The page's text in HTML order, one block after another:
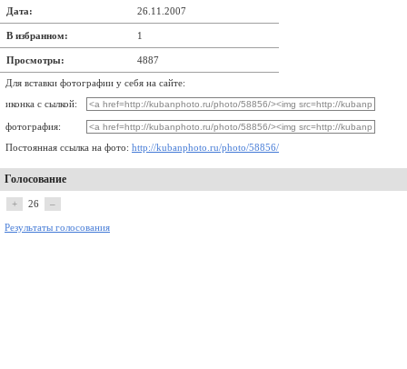
Дата: 26.11.2007
В избранном: 1
Просмотры: 4887
Для вставки фотографии у себя на сайте:
иконка с сылкой:
фотография:
Постоянная ссылка на фото: http://kubanphoto.ru/photo/58856/
Голосование
+ 26 –
Результаты голосования